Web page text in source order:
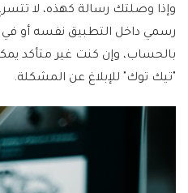
وإذا وصلتك رسالة كهذه، لا
رسمي داخل التطبيق نفسه أو في
بالحساب، وإن كنت غير متأكد
"تيك توك" للإبلاغ عن المشكلة.